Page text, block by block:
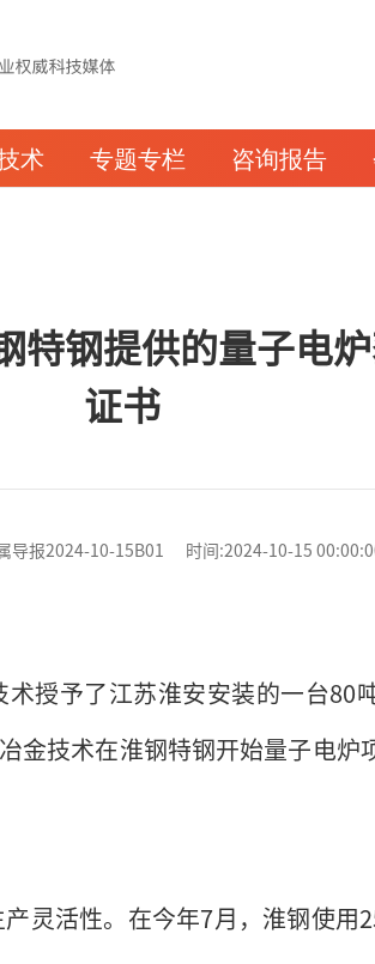
术 专题专栏 咨询报告
特钢提供的量子电
证书
导报2024-10-15B01 时间:2024-10-15
授予了江苏淮安安装的一台80
金技术在淮钢特钢开始量子电炉
灵活性。在今年7月，淮钢使用